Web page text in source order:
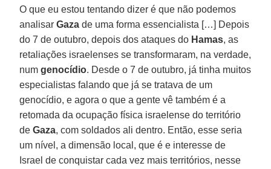
O que eu estou tentando dizer é que não podemos
analisarGaza de uma forma essencialista […] Depois
do 7 de outubro, depois dos ataques do Hamas, as
retaliações israelenses se transformaram, na verdade,
numgenocídio. Desde o 7 de outubro, já tinha muitos
especialistas falando que já se tratava de um
genocídio, e agora o que a gente vê também é a
retomada da ocupação física israelense do território
deGaza, com soldados ali dentro. Então, esse seria
um nível, a dimensão local, que é e interesse de
Israel de conquistar cada vez mais territórios, nesse